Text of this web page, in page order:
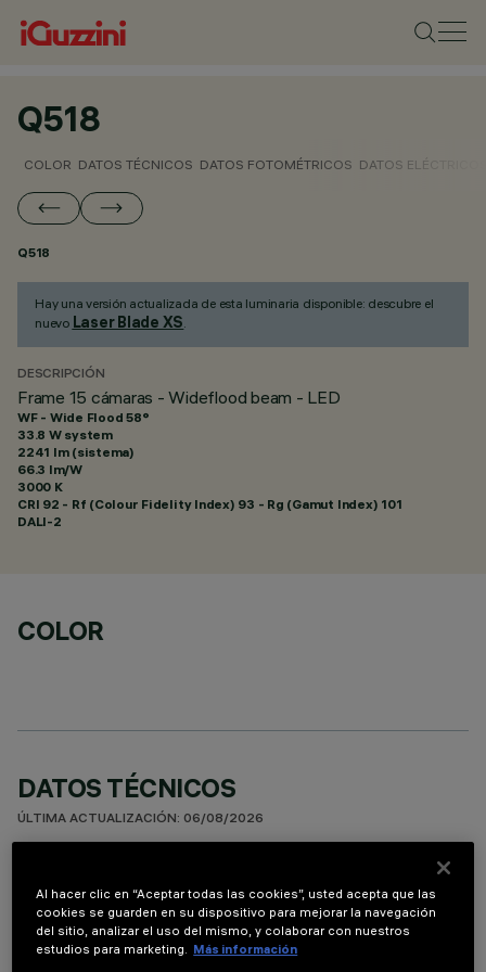
Q518
COLOR DATOS TÉCNICOS DATOS FOTOMÉTRICOS DATOS
Q518
Hay una versión actualizada de esta luminaria disponible: descubre el
nuevo Laser Blade XS.
DESCRIPCIÓN
Frame 15 cámaras - Wideflood beam - LED
WF - Wide Flood 58°
33.8 W system
2241 lm (sistema)
66.3 lm/W
3000 K
CRI 92 - Rf (Colour Fidelity Index) 93 - Rg (Gamut Index) 101
DALI-2
COLOR
DATOS TÉCNICOS
ÚLTIMA ACTUALIZACIÓN: 06/08/2026
Luminaria miniaturizada empotrable lineal con 15 elementos
ópticos para lámparas led - ópticas fijas No obstante las
dimensiones supercompactas del producto, la tecnología
Al hacer clic en “Aceptar todas las cookies”, usted acepta que las
cookies se guarden en su dispositivo para mejorar la navegación
del sitio, analizar el uso del mismo, y colaborar con nuestros
estudios para marketing.
Más información